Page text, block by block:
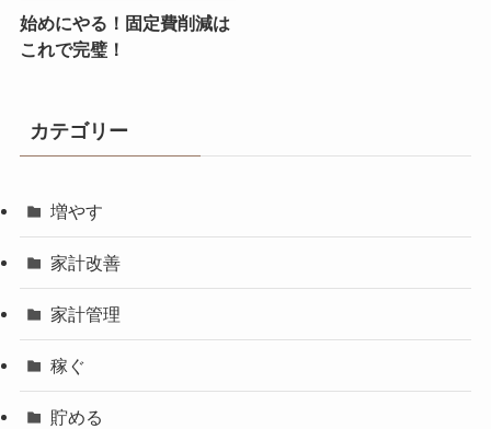
始めにやる！固定費削減は
これで完璧！
カテゴリー
増やす
家計改善
家計管理
稼ぐ
貯める